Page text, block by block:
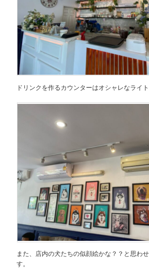
ドリンクを作るカウンターはオシャレなライト
また、店内の犬たちの似顔絵かな？？と思わ
す。